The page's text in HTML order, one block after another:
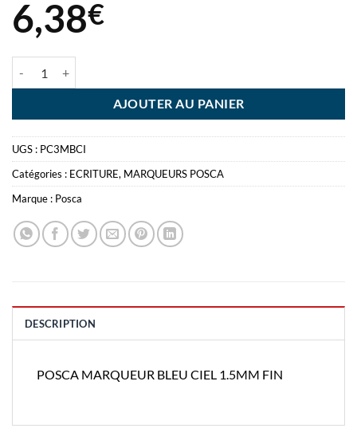
6,38€
AJOUTER AU PANIER
UGS : PC3MBCI
Catégories : ECRITURE, MARQUEURS POSCA
Marque : Posca
DESCRIPTION
POSCA MARQUEUR BLEU CIEL 1.5MM FIN